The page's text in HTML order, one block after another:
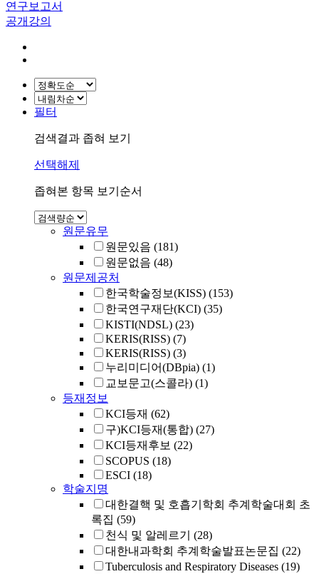
연구보고서
공개강의
필터
검색결과 좁혀 보기
선택해제
좁혀본 항목 보기순서
원문유무
원문있음 (181)
원문없음 (48)
원문제공처
한국학술정보(KISS) (153)
한국연구재단(KCI) (35)
KISTI(NDSL) (23)
KERIS(RISS) (7)
KERIS(RISS) (3)
누리미디어(DBpia) (1)
교보문고(스콜라) (1)
등재정보
KCI등재 (62)
구)KCI등재(통합) (27)
KCI등재후보 (22)
SCOPUS (18)
ESCI (18)
학술지명
대한결핵 및 호흡기학회 추계학술대회 초
록집 (59)
천식 및 알레르기
(28)
대한내과학회 추계학술발표논문집 (22)
Tuberculosis and Respiratory Diseases (19)